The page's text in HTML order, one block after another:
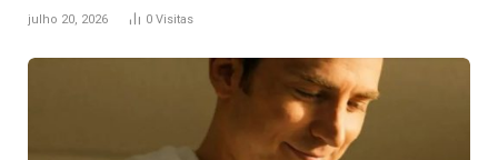
julho 20, 2026 0 Visitas